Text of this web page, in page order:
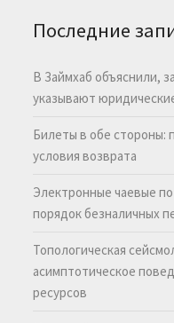
Последние
В Займхаб объяснили,
указывают
Билеты в обе стороны:
условия возврата
Электронные чаевые
порядок безналичных
Топологическая
асимптотическое
ресурсов